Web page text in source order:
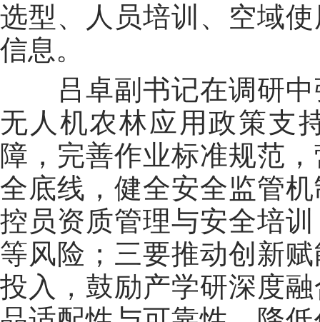
选型、人员培训、空域
信息。
吕卓副书记在调研中
无人机农林应用政策支
障，完善作业标准规范
全底线，健全安全监管
控员资质管理与安全培
等风险；三要推动创新
投入，鼓励产学研深度